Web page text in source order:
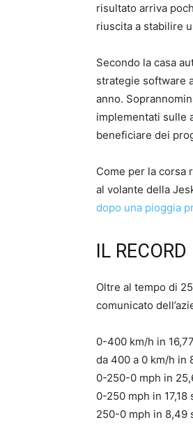
risultato arriva
riuscita a stabilire
Secondo la casa
strategie software
anno.
implementati sulle
beneficiare dei
Come per la corsa
al volante della
dopo una pioggia
IL RECORD
Oltre al tempo di
comunicato
0-400 km/h in
da 400 a 0 km/h in
0-250-0 mph in
0-250 mph in 17,18
250-0 mph in 8,49